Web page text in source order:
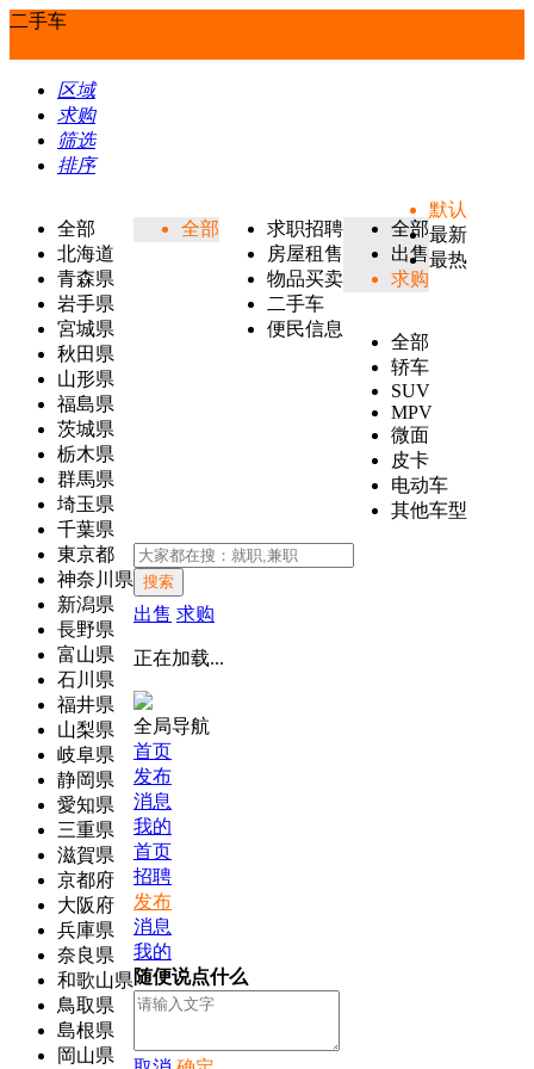
二手车
区域
求购
筛选
排序
全部
北海道
青森県
岩手県
宮城県
秋田県
山形県
福島県
茨城県
栃木県
群馬県
埼玉県
千葉県
東京都
神奈川県
新潟県
長野県
富山県
石川県
福井県
山梨県
岐阜県
静岡県
愛知県
三重県
滋賀県
京都府
大阪府
兵庫県
奈良県
和歌山県
鳥取県
島根県
岡山県
全部
求职招聘
房屋租售
物品买卖
二手车
便民信息
全部
出售
求购
全部
轿车
SUV
MPV
微面
皮卡
电动车
其他车型
默认
最新
最热
搜索
出售 求购
正在加载...
全局导航
首页
发布
消息
我的
首页
招聘
发布
消息
我的
随便说点什么